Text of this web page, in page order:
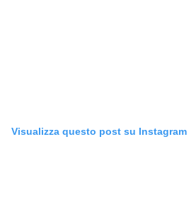
Visualizza questo post su Instagram